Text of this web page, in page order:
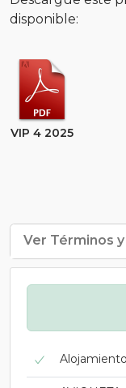
disponible:
VIP 4 2025
Ver Términos